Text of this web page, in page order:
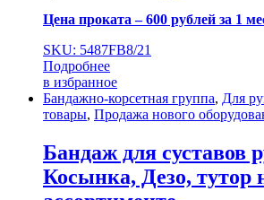
Цена проката – 600 рублей за 1
SKU: 5487FB8/21
Подробнее
в избранное
Бандажно-корсетная группа, Для
товары, Продажа нового
Бандаж для суставов
Косынка, Дезо, тутор